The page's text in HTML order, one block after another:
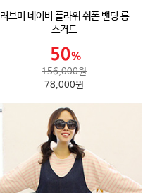
러브미 네이비 플라워 쉬폰 밴딩 롱
스커트
156,000원
78,000원